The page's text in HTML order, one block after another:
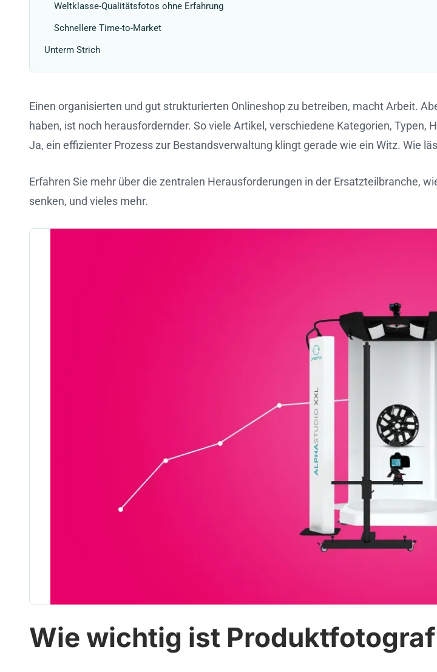
Weltklasse-Qualitätsfotos ohne Erfahrung
Schnellere Time-to-Market
Unterm Strich
Einen organisierten und gut strukturierten Onlineshop zu betreiben, macht Arbeit.
haben, ist noch herausfordernder. So viele Artikel, verschiedene Kategorien,
Ja, ein effizienter Prozess zur Bestandsverwaltung klingt gerade wie ein Witz. Wie
Erfahren Sie mehr über die zentralen Herausforderungen in der Ersatzteilbranche,
senken, und vieles mehr.
Wie wichtig ist